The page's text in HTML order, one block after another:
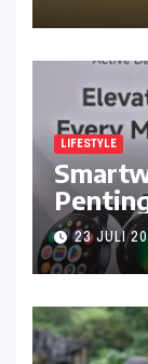
LIFESTYLE
Bagi
23 JULI